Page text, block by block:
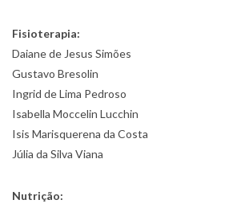
Fisioterapia:
Daiane de Jesus Simões
Gustavo Bresolin
Ingrid de Lima Pedroso
Isabella Moccelin Lucchin
Isis Marisquerena da Costa
Júlia da Silva Viana
Nutrição: